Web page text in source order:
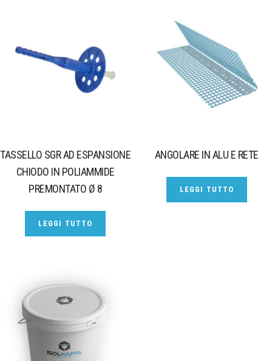
TASSELLO SGR AD ESPANSIONE
CHIODO IN POLIAMMIDE
PREMONTATO Ø 8
LEGGI TUTTO
ANGOLARE IN ALU E RETE
LEGGI TUTTO